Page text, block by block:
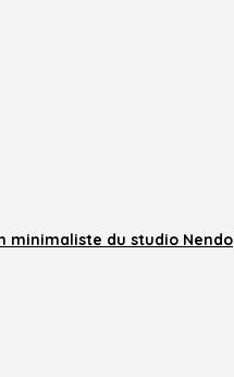
minimaliste du studio Nendo